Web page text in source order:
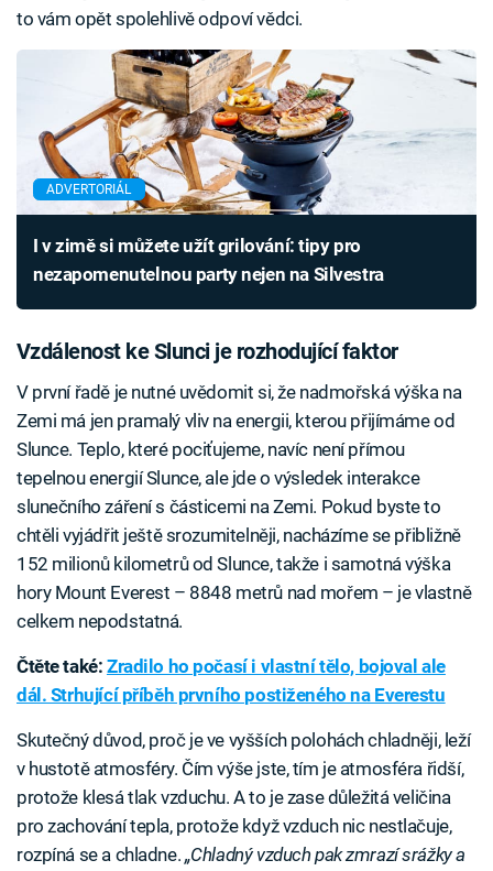
to vám opět spolehlivě odpoví vědci.
ADVERTORIÁL
I v zimě si můžete užít grilování: tipy pro
nezapomenutelnou party nejen na Silvestra
Vzdálenost ke Slunci je rozhodující faktor
V první řadě je nutné uvědomit si, že nadmořská výška na
Zemi má jen pramalý vliv na energii, kterou přijímáme od
Slunce. Teplo, které pociťujeme, navíc není přímou
tepelnou energií Slunce, ale jde o výsledek interakce
slunečního záření s částicemi na Zemi. Pokud byste to
chtěli vyjádřit ještě srozumitelněji, nacházíme se přibližně
152 milionů kilometrů od Slunce, takže i samotná výška
hory Mount Everest – 8848 metrů nad mořem – je vlastně
celkem nepodstatná.
Čtěte také: Zradilo ho počasí i vlastní tělo, bojoval ale
dál. Strhující příběh prvního postiženého na Everestu
Skutečný důvod, proč je ve vyšších polohách chladněji, leží
v hustotě atmosféry. Čím výše jste, tím je atmosféra řidší,
protože klesá tlak vzduchu. A to je zase důležitá veličina
pro zachování tepla, protože když vzduch nic nestlačuje,
rozpíná se a chladne. „Chladný vzduch pak zmrazí srážky a